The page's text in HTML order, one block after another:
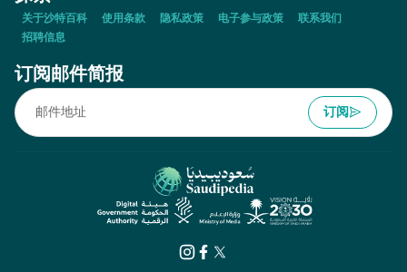
关于沙特百科 使用条款 隐私政策 电子参与政策
联系我们
招聘信息
订阅邮件简报
订阅